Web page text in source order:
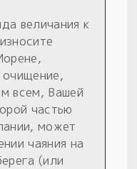
величания к
всем, Вашей
частью
может
чаяния на
(или